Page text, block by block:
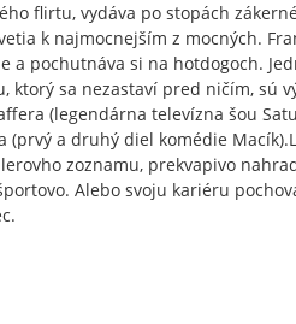
flirtu, vydáva po stopách
k najmocnejším z mocných.
a pochutnáva si na hotdogoch.
ktorý sa nezastaví pred ničím, sú
(legendárna televízna šou
(prvý a druhý diel komédie
zoznamu, prekvapivo
Alebo svoju kariéru